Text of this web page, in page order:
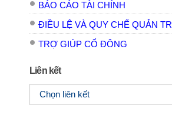
BÁO CÁO TÀI CHÍNH
ĐIỀU LỆ VÀ QUY CHẾ QUẢN TRỊ
TRỢ GIÚP CỔ ĐÔNG
Liên kết